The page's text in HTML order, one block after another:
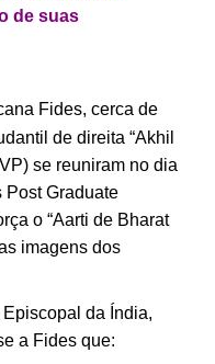
de suas
Fides, cerca de
de direita “Akhil
se reuniram no dia
Post Graduate
o “Aarti de Bharat
imagens dos
da Índia,
a Fides que: